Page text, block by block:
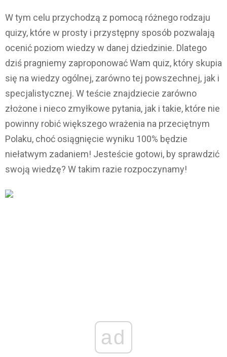
W tym celu przychodzą z pomocą różnego rodzaju
quizy, które w prosty i przystępny sposób pozwalają
ocenić poziom wiedzy w danej dziedzinie. Dlatego
dziś pragniemy zaproponować Wam quiz, który skupia
się na wiedzy ogólnej, zarówno tej powszechnej, jak i
specjalistycznej. W teście znajdziecie zarówno
złożone i nieco zmyłkowe pytania, jak i takie, które nie
powinny robić większego wrażenia na przeciętnym
Polaku, choć osiągnięcie wyniku 100% będzie
niełatwym zadaniem! Jesteście gotowi, by sprawdzić
swoją wiedzę? W takim razie rozpoczynamy!
ad